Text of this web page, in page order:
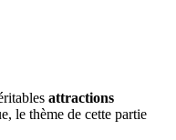
attractions
le thème de cette partie